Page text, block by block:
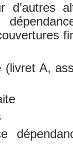
d’autres
(livret A,